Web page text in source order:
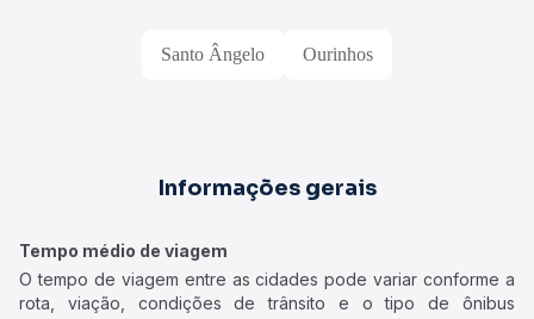
Santo Ângelo Ourinhos
Informações gerais
Tempo médio de viagem
O tempo de viagem entre as cidades pode variar conforme a
rota, viação, condições de trânsito e o tipo de ônibus